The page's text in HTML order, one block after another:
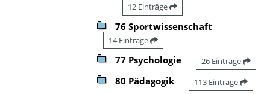
12 Einträge
76 Sportwissenschaft
14 Einträge
77 Psychologie 26 Einträge
80 Pädagogik 113 Einträge